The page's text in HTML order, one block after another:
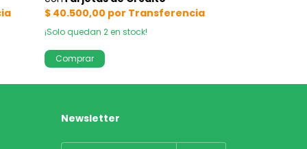
¡Solo quedan 2en stock!
Newsletter